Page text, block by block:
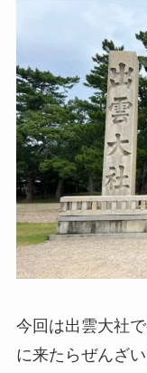
今回は出雲大社
に来たらぜんざ